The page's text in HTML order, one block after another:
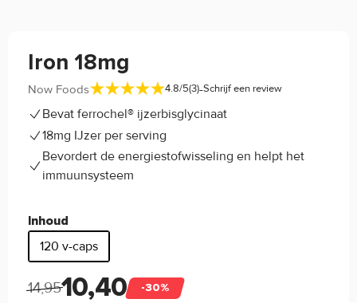
Iron 18mg
Now Foods 4.8/5(3)-Schrijf een review
Bevat ferrochel® ijzerbisglycinaat
18mg IJzer per serving
Bevordert de energiestofwisseling en helpt het
immuunsysteem
Inhoud
120 v-caps
14,9510,40 -30%